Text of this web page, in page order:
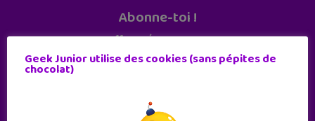
Abonne-toi !
11 numéros par an
Geek Junior utilise des cookies (sans pépites de
chocolat)